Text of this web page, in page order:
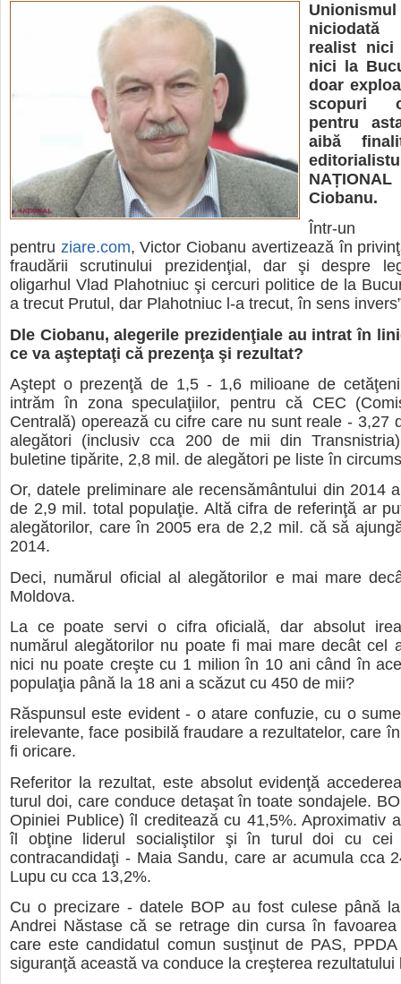
realist nici
nici la
doar
scopuri
pentru
aibă
Ciobanu.
Într-un
pentru ziare.com, Victor Ciobanu avertizează în
fraudării scrutinului prezidenţial, dar şi despre
oligarhul Vlad Plahotniuc şi cercuri politice de la
a trecut Prutul, dar Plahotniuc l-a trecut, în sens
Dle Ciobanu, alegerile prezidenţiale au intrat în
ce va aşteptaţi că prezenţa şi rezultat?
Aştept o prezenţă de 1,5 - 1,6 milioane de
intrăm în zona speculaţiilor, pentru că CEC
Centrală) operează cu cifre care nu sunt reale - 3,27
alegători (inclusiv cca 200 de mii din
buletine tipărite, 2,8 mil. de alegători pe liste în
Or, datele preliminare ale recensământului din 2014
de 2,9 mil. total populaţie. Altă cifra de referinţă ar
alegătorilor, care în 2005 era de 2,2 mil. că să
2014.
Deci, numărul oficial al alegătorilor e mai mare
Moldova.
La ce poate servi o cifra oficială, dar absolut
numărul alegătorilor nu poate fi mai mare decât cel
nici nu poate creşte cu 1 milion în 10 ani când în
populaţia până la 18 ani a scăzut cu 450 de mii?
Răspunsul este evident - o atare confuzie, cu o
irelevante, face posibilă fraudare a rezultatelor, care
fi oricare.
Referitor la rezultat, este absolut evidenţă
turul doi, care conduce detaşat în toate sondajele.
Opiniei Publice) îl creditează cu 41,5%. Aproximativ
îl obţine liderul socialiştilor şi în turul doi cu cei
contracandidaţi - Maia Sandu, care ar acumula cca
Lupu cu cca 13,2%.
Cu o precizare - datele BOP au fost culese până
Andrei Năstase că se retrage din cursa în favoarea
care este candidatul comun susţinut de PAS,
siguranţă această va conduce la creşterea rezultatului